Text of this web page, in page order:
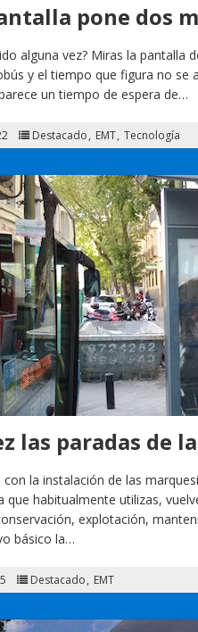
pone dos
alguna vez? Miras la pantalla
y el tiempo que figura no se
un tiempo de espera de…
Destacado EMT Tecnología
las paradas de
con la instalación de las
que habitualmente utilizas,
explotación,
básico la…
Destacado EMT